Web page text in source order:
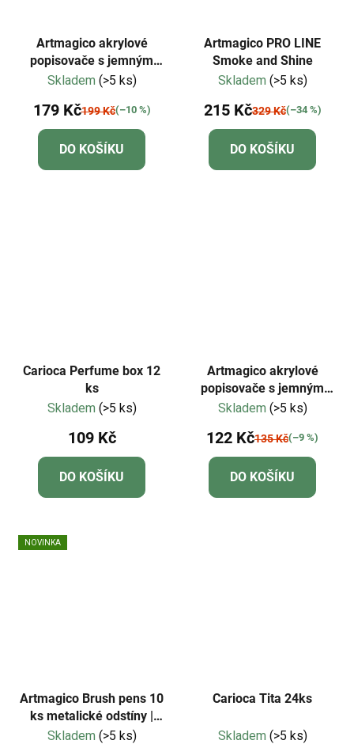
Artmagico akrylové
popisovače s jemným
hrotem - metalické - 8 ks
Skladem (>5 ks)
179 Kč199 Kč(–10 %)
DO KOŠÍKU
Artmagico PRO LINE
Smoke and Shine
Skladem (>5 ks)
215 Kč329 Kč(–34 %)
DO KOŠÍKU
Carioca Perfume box 12
ks
Skladem (>5 ks)
109 Kč
DO KOŠÍKU
Artmagico akrylové
popisovače s jemným
hrotem - neonové - 5 ks |
Skladem (>5 ks)
122 Kč135 Kč(–9 %)
DO KOŠÍKU
NOVINKA
Artmagico Brush pens 10
ks metalické odstíny |
181967
Skladem (>5 ks)
Carioca Tita 24ks
Skladem (>5 ks)